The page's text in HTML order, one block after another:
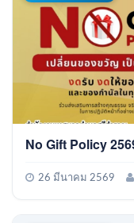
No Gift Policy
26 มีนาคม 2569